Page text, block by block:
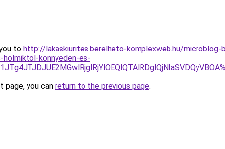
to http://lakaskiurites.berelheto-komplexweb.hu/
holmiktol-konnyeden-es-
page, you can return to the previous page.